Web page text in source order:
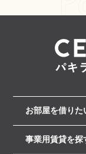
お部屋を借りた
事業用賃貸を探